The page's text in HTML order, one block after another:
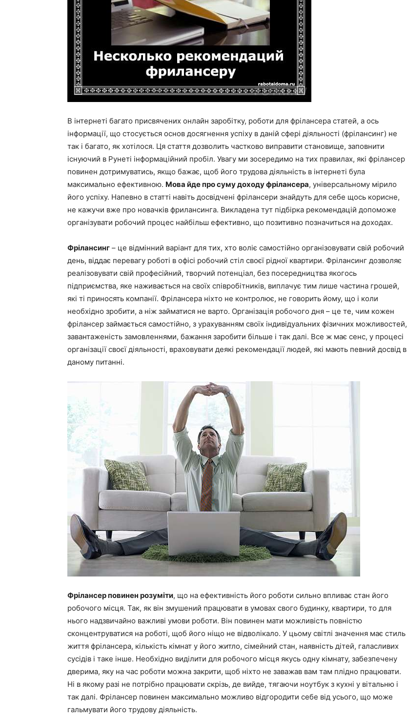
В інтернеті багато присвячених онлайн заробітку, роботи для фрілансера статей, а ось
інформації, що стосується основ досягнення успіху в даній сфері діяльності (фрілансинг) не
так і багато, як хотілося. Ця стаття дозволить частково виправити становище, заповнити
існуючий в Рунеті інформаційний пробіл. Увагу ми зосередимо на тих правилах, які фрілансер
повинен дотримуватись, якщо бажає, щоб його трудова діяльність в інтернеті була
максимально ефективною. Мова йде про суму доходу фрілансера, універсальному мірило
його успіху. Напевно в статті навіть досвідчені фрілансери знайдуть для себе щось корисне,
не кажучи вже про новачків фрилансинга. Викладена тут підбірка рекомендацій допоможе
організувати робочий процес найбільш ефективно, що позитивно позначиться на доходах.
Фрілансинг – це відмінний варіант для тих, хто воліє самостійно організовувати свій робочий
день, віддає перевагу роботі в офісі робочий стіл своєї рідної квартири. Фрілансинг дозволяє
реалізовувати свій професійний, творчий потенціал, без посередництва якогось
підприємства, яке наживається на своїх співробітників, виплачує тим лише частина грошей,
які ті приносять компанії. Фрілансера ніхто не контролює, не говорить йому, що і коли
необхідно зробити, а ніж займатися не варто. Організація робочого дня – це те, чим кожен
фрілансер займається самостійно, з урахуванням своїх індивідуальних фізичних можливостей,
завантаженість замовленнями, бажання заробити більше і так далі. Все ж має сенс, у процесі
організації своєї діяльності, враховувати деякі рекомендації людей, які мають певний досвід в
даному питанні.
Фрілансер повинен розуміти, що на ефективність його роботи сильно впливає стан його
робочого місця. Так, як він змушений працювати в умовах свого будинку, квартири, то для
нього надзвичайно важливі умови роботи. Він повинен мати можливість повністю
сконцентруватися на роботі, щоб його ніщо не відволікало. У цьому світлі значення має стиль
життя фрілансера, кількість кімнат у його житло, сімейний стан, наявність дітей, галасливих
сусідів і таке інше. Необхідно виділити для робочого місця якусь одну кімнату, забезпечену
дверима, яку на час роботи можна закрити, щоб ніхто не заважав вам там плідно працювати.
Ні в якому разі не потрібно працювати скрізь, де вийде, тягаючи ноутбук з кухні у вітальню і
так далі. Фрілансер повинен максимально можливо відгородити себе від усього, що може
гальмувати його трудову діяльність.